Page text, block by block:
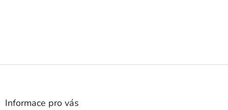
Z
Informace pro vás